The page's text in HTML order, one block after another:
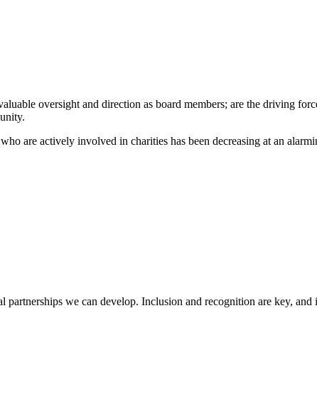
oversight and direction as board members; are the driving
are actively involved in charities has been decreasing at an
we can develop. Inclusion and recognition are key,